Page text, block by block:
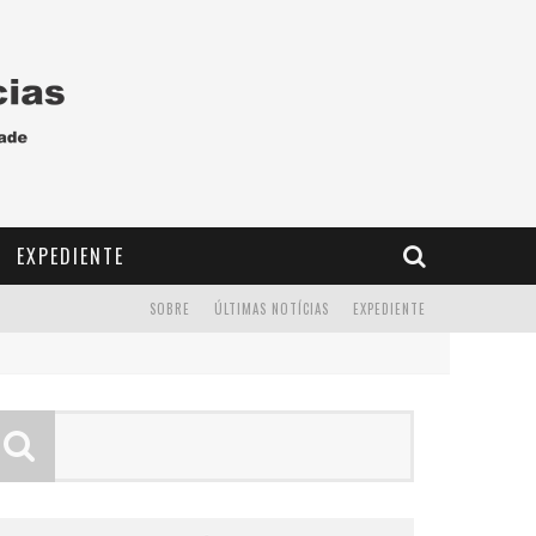
EXPEDIENTE
EXPEDIENTE
ÚLTIMAS NOTÍCIAS
SOBRE